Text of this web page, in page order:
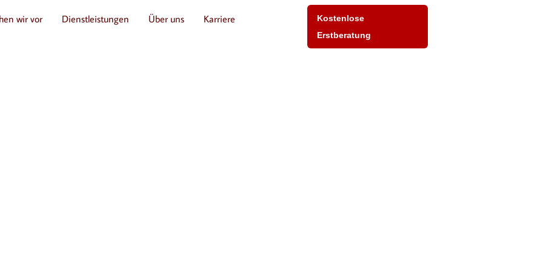
wir vor Dienstleistungen Über uns
Karriere
Kostenlose
Erstberatung